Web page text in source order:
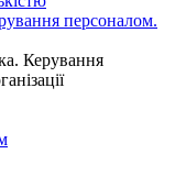
персоналом.
Керування